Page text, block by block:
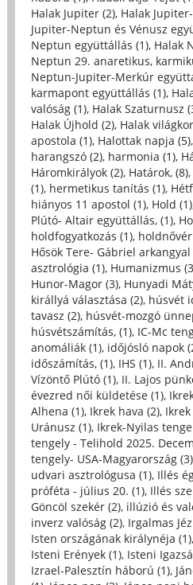
Halak Jupiter (2), Halak
Jupiter-Neptun és Vénusz
Neptun együttállás (1), Halak
Neptun 29. anaretikus,
Neptun-Jupiter-Merkúr
karmapont együttállás (1),
valóság (1), Halak Szaturnusz
Halak Újhold (2), Halak
apostola (1), Halottak napja (5),
harangszó (2), harmonia (1),
Háromkirályok (2), Határok, (8),
(1), hermetikus tanítás (1),
hiányos 11 apostol (1), Hold (1)
Plútó- Altair együttállás, (1),
holdfogyatkozás (1),
Hősök Tere- Gábriel arkangyal
asztrológia (1), Humanizmus
Hunor-Magor (3), Hunyadi
királlyá választása (2), húsvét
tavasz (2), húsvét-mozgó
húsvétszámítás, (1), IC-Mc
anomáliák (1), időjósló napok
időszámítás, (1), IHS (1), II.
Vízöntő Plútó (1), II. Lajos
évezred női küldetése (1),
Alhena (1), Ikrek hava (2),
Uránusz (1), Ikrek-Nyilas
tengely - Telihold 2025.
tengely- USA-Magyarország (3)
udvari asztrológusa (1), Illés
próféta - július 20. (1), Illés
Göncöl szekér (2), illúzió és
inverz valóság (2), Irgalmas
Isten országának királynéja (1),
Isteni Erények (1), Isteni
Izrael-Palesztín háború (1),